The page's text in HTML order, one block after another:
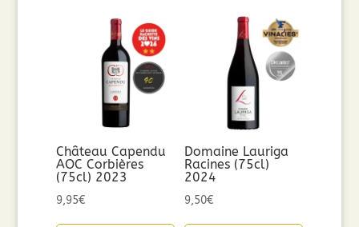
Château Capendu
AOC Corbières
(75cl) 2023
9,95€
Domaine Lauriga
Racines (75cl)
2024
9,50€